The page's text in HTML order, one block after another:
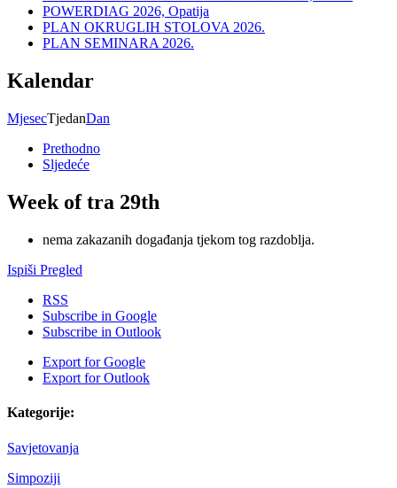
POWERDIAG 2026, Opatija
PLAN OKRUGLIH STOLOVA 2026.
PLAN SEMINARA 2026.
Kalendar
MjesecTjedanDan
Prethodno
Sljedeće
Week of tra 29th
nema zakazanih događanja tjekom tog razdoblja.
Ispiši Pregled
RSS
Subscribe in Google
Subscribe in Outlook
Export forGoogle
Export forOutlook
Kategorije:
Savjetovanja
Simpoziji